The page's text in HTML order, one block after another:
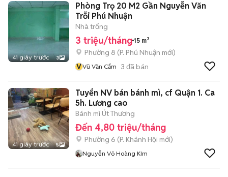
41 giây trước 3
Phòng Trọ 20 M2 Gần Nguyễn Văn
Trỗi Phú Nhuận
Nhà trống
3 triệu/tháng 15 m²
Phường 8 (P. Phú Nhuận mới)
V
Vũ Văn Cẩm 3 đã bán
41 giây trước 5
Tuyển NV bán bánh mì, cf Quận 1. Ca
5h. Lương cao
Bánh mì Út Thương
Đến 4,80 triệu/tháng
Phường 6 (P. Khánh Hội mới)
Nguyễn Võ Hoàng KIm